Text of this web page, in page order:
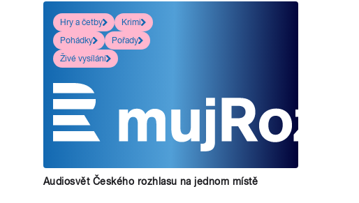
Hry a četby
Krimi
Pohádky
Pořady
Živé vysílání
Audiosvět Českého rozhlasu na jednom místě